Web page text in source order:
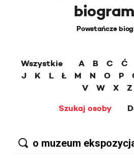
Powstańcze
Wszystkie A B C Ć
J
K L Ł M N O P
V
W X Z
Szukaj osoby